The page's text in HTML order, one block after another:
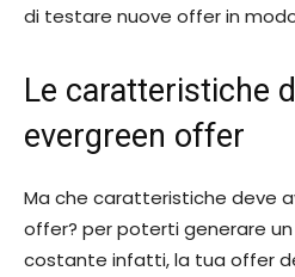
di testare nuove offer in
Le caratteristiche
evergreen offer
Ma che caratteristiche deve
offer? per poterti generare
costante infatti, la tua offer